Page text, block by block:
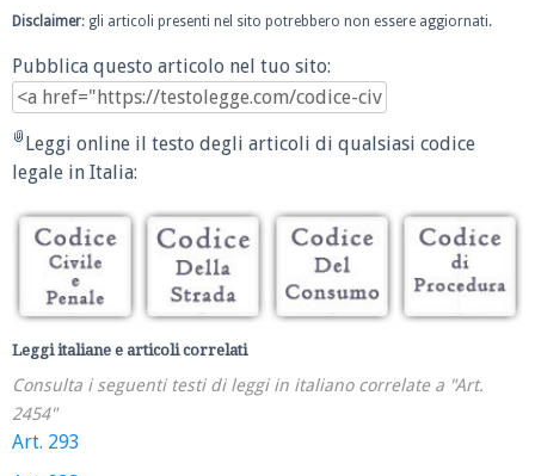
Disclaimer: gli articoli presenti nel sito potrebbero non essere aggiornati.
Pubblica questo articolo nel tuo sito:
Leggi online il testo degli articoli di qualsiasi codice
legale in Italia:
Leggi italiane e articoli correlati
Consulta i seguenti testi di leggi in italiano correlate a "Art.
2454"
Art. 293